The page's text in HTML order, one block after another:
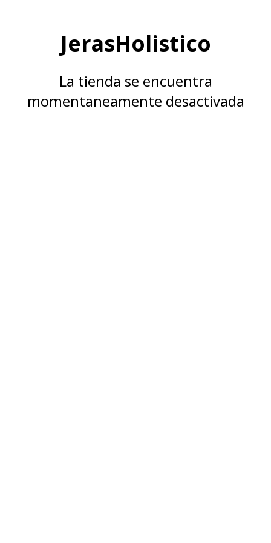
JerasHolistico
La tienda se encuentra
momentaneamente desactivada